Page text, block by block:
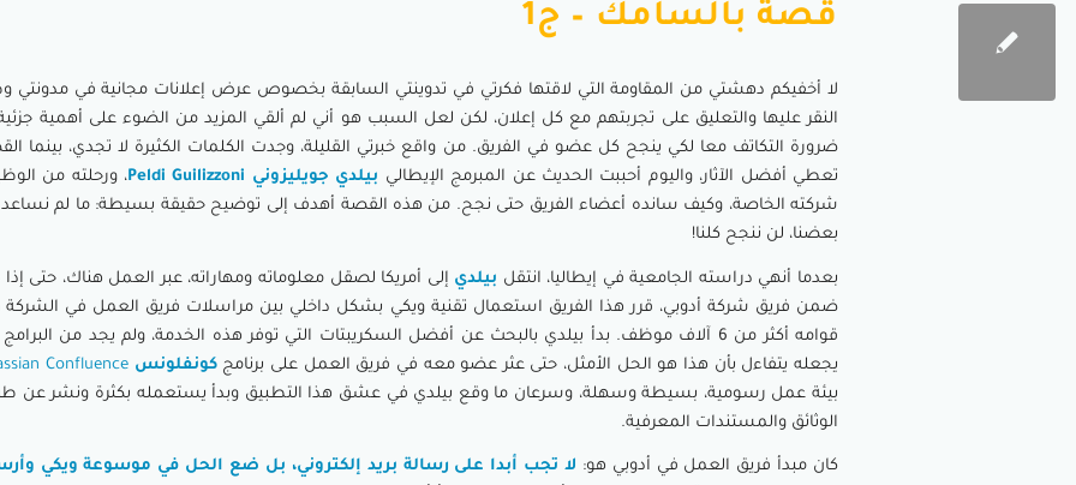
قصة بالسامك – ج1
لا أخفيكم دهشتي من المقاومة التي لاقتها فكرتي في تدوينتي السابقة بخصوص عرض إعلانات مجانية في مدونتي
النقر عليها والتعليق على تجربتهم مع كل إعلان، لكن لعل السبب هو أني لم ألقي المزيد من الضوء على أهمية
ضرورة التكاتف معا لكي ينجح كل عضو في الفريق. من واقع خبرتي القليلة، وجدت الكلمات الكثيرة لا تجدي، بينما
تعطي أفضل الآثار، واليوم أحببت الحديث عن المبرمج الإيطالي بيلدي جويليزوني Peldi Guilizzoni
، ورحلته من
شركته الخاصة، وكيف سانده أعضاء الفريق حتى نجح. من هذه القصة أهدف إلى توضيح حقيقة بسيطة: ما لم نساعد
بعضنا، لن ننجح كلنا!
بعدما أنهي دراسته الجامعية في إيطاليا، انتقل بيلدي إلى أمريكا لصقل معلوماته ومهاراته، عبر العمل هناك، حتى
ضمن فريق شركة أدوبي، قرر هذا الفريق استعمال تقنية ويكي بشكل داخلي بين مراسلات فريق العمل في الشركة
قوامه أكثر من 6 آلاف موظف. بدأ بيلدي بالبحث عن أفضل السكريبتات التي توفر هذه الخدمة، ولم يجد من
يجعله يتفاءل بأن هذا هو الحل الأمثل، حتى عثر عضو معه في فريق العمل على برنامجكونفلونسConfluence
بيئة عمل رسومية، بسيطة وسهلة، وسرعان ما وقع بيلدي في عشق هذا التطبيق وبدأ يستعمله بكثرة ونشر عن
الوثائق والمستندات المعرفية.
كان مبدأ فريق العمل في أدوبي هو: لا تجب أبدا على رسالة بريد إلكتروني، بل ضع الحل في موسوعة ويكي